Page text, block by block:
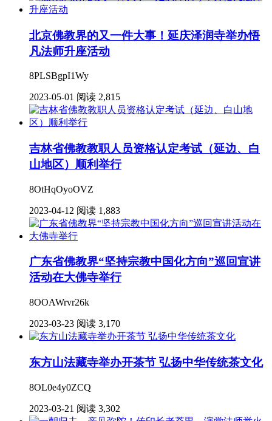
北京佛教界的又一件大事！延庆泽润寺举办悟
凡法师升座活动
8PLSBgpI1Wy
2023-05-01 阅读 2,815
吉林省佛教教职人员资格认定考试（延边、白
山地区）顺利举行
8OtHqOyoOVZ
2023-04-12 阅读 1,883
广东省佛教界“坚持宗教中国化方向”巡回宣讲
活动在大佛寺举行
8OOAWrvr26k
2023-03-23 阅读 3,170
东方山法藏寺举办开茶节 弘扬中华传统茶文化
8OL0e4y0ZCQ
2023-03-21 阅读 3,302